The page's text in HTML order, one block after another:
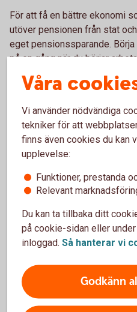
För att få en bättre ekonomi
utöver pensionen från stat
eget pensionssparande.
på en gång när du börjar
– Ju tidigare du börjar spara
belopp kan du spara varje
växer sig större över tid,
Ett bra riktmärke kan vara att
månad, och öka till runt 1 000
spara senare behöver
Pension
Läs mer om olika
Pension - mer
Våra
Vi använder nödvändiga
tekniker för att
finns även cookies du kan
upplevelse:
Funktioner, prestanda
Relevant
Du kan ta tillbaka ditt
på cookie-sidan eller
inloggad. Så hanterar vi
Godkänn